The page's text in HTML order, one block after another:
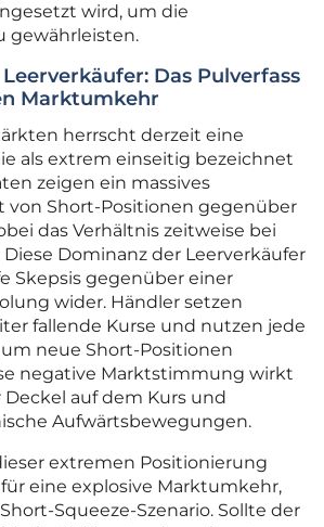
wird, um die
gewährleisten.
Das Pulverfass
Marktumkehr
herrscht derzeit eine
als extrem einseitig bezeichnet
zeigen ein massives
von Short-Positionen gegenüber
das Verhältnis zeitweise bei
Diese Dominanz der Leerverkäufer
Skepsis gegenüber einer
wider. Händler setzen
fallende Kurse und nutzen jede
neue Short-Positionen
negative Marktstimmung wirkt
auf dem Kurs und
Aufwärtsbewegungen.
extremen Positionierung
eine explosive Marktumkehr,
Squeeze-Szenario. Sollte der